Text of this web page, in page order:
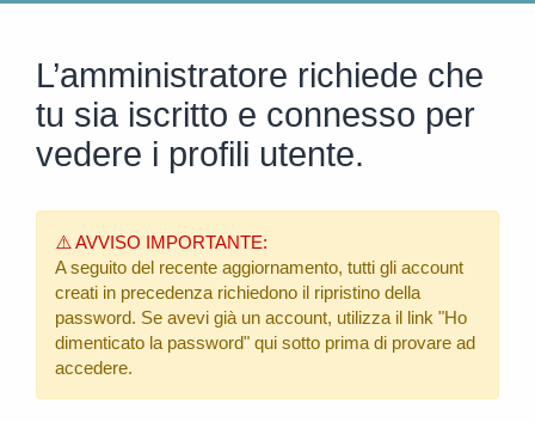
L’amministratore richiede che
tu sia iscritto e connesso per
vedere i profili utente.
⚠️ AVVISO IMPORTANTE:
A seguito del recente aggiornamento, tutti gli account
creati in precedenza richiedono il ripristino della
password. Se avevi già un account, utilizza il link "Ho
dimenticato la password" qui sotto prima di provare ad
accedere.